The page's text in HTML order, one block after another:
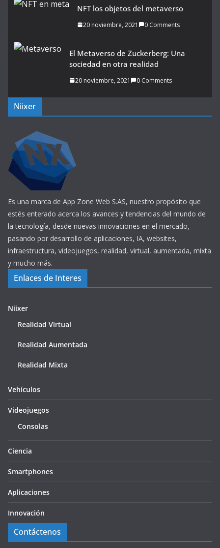
NFT los objetos del metaverso
20 noviembre, 2021 0 Comments
El Metaverso de Zuckerberg: Una
sociedad en otra realidad
20 noviembre, 2021 0 Comments
Niixer
Es una marca de App Zone Web S.AS, nuestro propósito que
estés enterado acerca los avances y tendencias del mundo de
la tecnología, desde nuevas innovaciones en el mercado,
pasando por desarrollo de aplicaciones, IA, websites,
infraestructura, videojuegos, realidad, virtual, aumentada, mixta
y mucho más.
Enlaces de Interes
Niixer
Realidad Virtual
Realidad Aumentada
Realidad Mixta
Vehículos
Videojuegos
Consolas
Ciencia
Smartphones
Aplicaciones
Innovación
Contáctenos